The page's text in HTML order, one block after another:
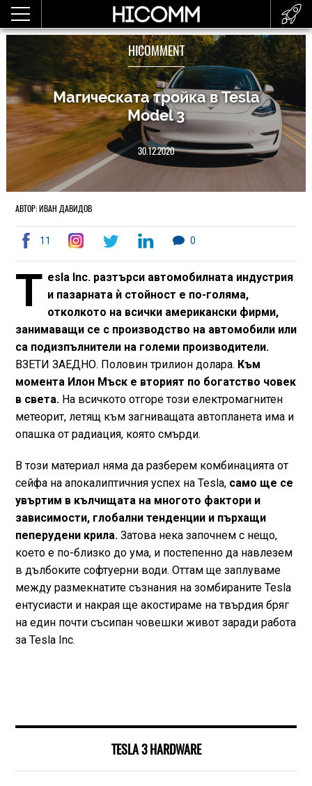
HICOMMENT
Магическата тройка в Tesla
Model 3
30.12.2020
АВТОР: ИВАН ДАВИДОВ
11 0
T esla Inc. разтърси автомобилната индустрия
и пазарната ѝ стойност е по-голяма,
отколкото на всички американски фирми,
занимаващи се с производство на автомобили или
са подизпълнители на големи производители.
ВЗЕТИ ЗАЕДНО. Половин трилион долара. Към
момента Илон Мъск е вторият по богатство човек
в света. На всичкото отгоре този електромагнитен
метеорит, летящ към загниващата автопланета има и
опашка от радиация, която смърди.
В този материал няма да разберем комбинацията от
сейфа на апокалиптичния успех на Tesla, само ще се
увъртим в кълчищата на многото фактори и
зависимости, глобални тенденции и пърхащи
пеперудени крила.Затова нека започнем с нещо,
което е по-близко до ума, и постепенно да навлезем
в дълбоките софтуерни води. Оттам ще заплуваме
между размекнатите съзнания на зомбираните Tesla
ентусиасти и накрая ще акостираме на твърдия бряг
на един почти съсипан човешки живот заради работа
за Tesla Inc.
TESLA 3 HARDWARE